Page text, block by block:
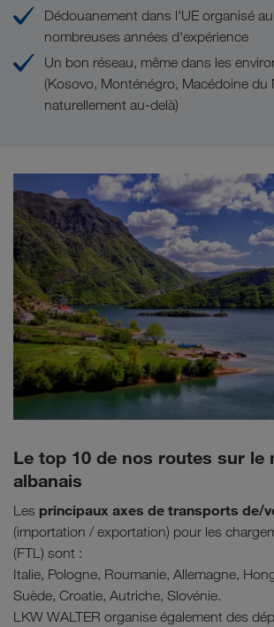
Dédouanement dans l'UE organisé
nombreuses années d'expérience
Un bon réseau, même dans les
(Kosovo, Monténégro, Macédoine du
naturellement au-delà)
Le top 10 de nos routes sur le
albanais
Les principaux axes de transports de/
(importation / exportation) pour les
(FTL) sont :
Italie, Pologne, Roumanie, Allemagne,
Suède, Croatie, Autriche, Slovénie.
LKW WALTER organise également des